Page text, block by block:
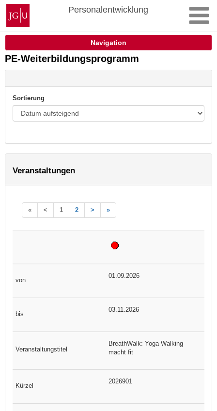
Zum
Inhalt
springen
Johannes
Gutenberg-
Universität
Personalentwicklung
Navigation
PE-Weiterbildungsprogramm
Sortierung
Veranstaltungen
« < 1 2 > »
01.09.2026
03.11.2026
BreathWalk: Yoga Walking
macht fit
2026901